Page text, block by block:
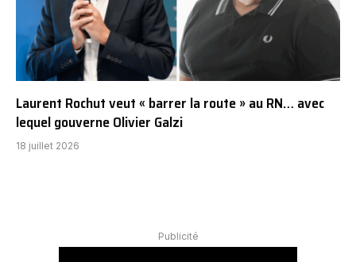
Laurent Rochut veut « barrer la route » au RN… avec
lequel gouverne Olivier Galzi
18 juillet 2026
Publicité